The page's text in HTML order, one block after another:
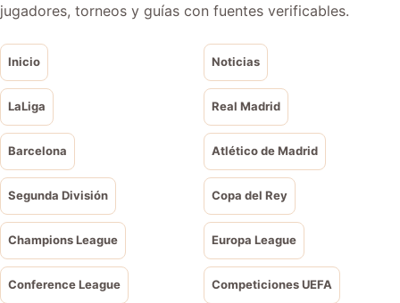
jugadores, torneos y guías con fuentes verificables.
Inicio Noticias
LaLiga Real Madrid
Barcelona Atlético de Madrid
Segunda División Copa del Rey
Champions League Europa League
Conference League Competiciones UEFA